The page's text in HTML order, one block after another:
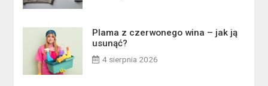
Plama z czerwonego wina – jak ją
usunąć?
4 sierpnia 2026